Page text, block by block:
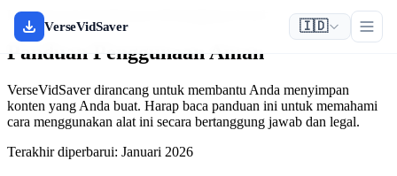
VerseVidSaver 🇮🇩
Keamanan & Penggunaan Bertanggung Jawab
Panduan Penggunaan Aman
VerseVidSaver dirancang untuk membantu Anda menyimpan
konten yang Anda buat. Harap baca panduan ini untuk memahami
cara menggunakan alat ini secara bertanggung jawab dan legal.
Terakhir diperbarui: Januari 2026